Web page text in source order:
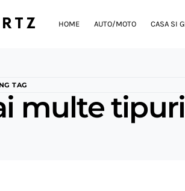
HOME AUTO/MOTO CASA SI
TAG
multe